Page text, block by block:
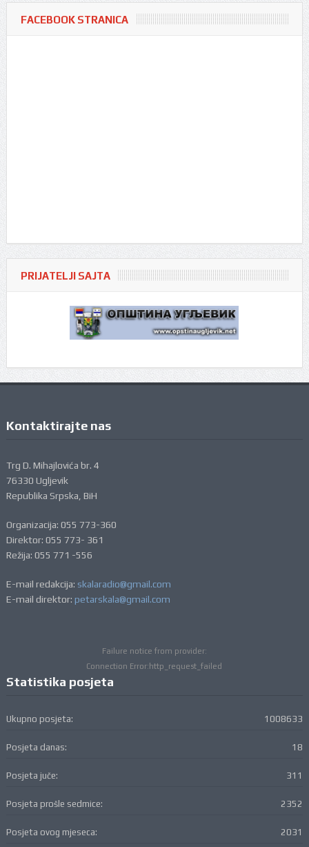
FACEBOOK STRANICA
PRIJATELJI SAJTA
Kontaktirajte nas
Trg D. Mihajlovića br. 4
76330 Ugljevik
Republika Srpska, BiH
Organizacija: 055 773-360
Direktor: 055 773- 361
Režija: 055 771 -556
E-mail redakcija: skalaradio@gmail.com
E-mail direktor: petarskala@gmail.com
Failure notice from provider:
Connection Error:http_request_failed
Statistika posjeta
1008633
Ukupno posjeta:
18
Posjeta danas:
311
Posjeta juče:
2352
Posjeta prošle sedmice:
2031
Posjeta ovog mjeseca: